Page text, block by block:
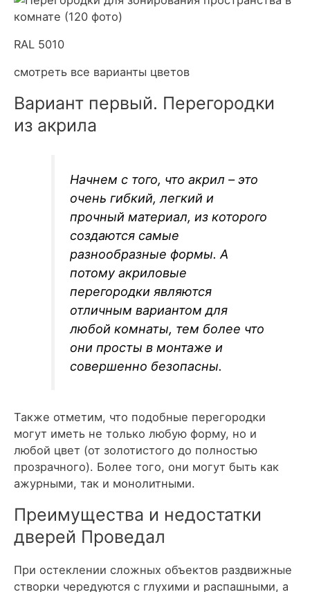
RAL 5010
смотреть все варианты цветов
Вариант первый. Перегородки
из акрила
Начнем с того, что акрил – это
очень гибкий, легкий и
прочный материал, из которого
создаются самые
разнообразные формы. А
потому акриловые
перегородки являются
отличным вариантом для
любой комнаты, тем более что
они просты в монтаже и
совершенно безопасны.
Также отметим, что подобные перегородки
могут иметь не только любую форму, но и
любой цвет (от золотистого до полностью
прозрачного). Более того, они могут быть как
ажурными, так и монолитными.
Преимущества и недостатки
дверей Проведал
При остеклении сложных объектов раздвижные
створки чередуются с глухими и распашными, а